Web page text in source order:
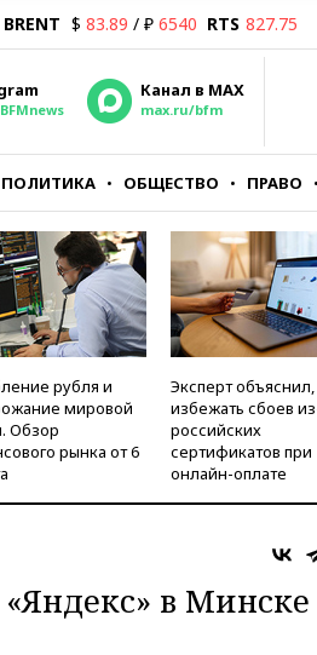
BRENT $ 83.89 / ₽ 6540 RTS 827.75
Канал в MAX
max.ru/bfm
ПОЛИТИКА ОБЩЕСТВО ПРАВО
рубля и
мировой
Обзор
рынка от 6
Эксперт объяснил,
избежать сбоев
российских
сертификатов при
онлайн-оплате
в Минске